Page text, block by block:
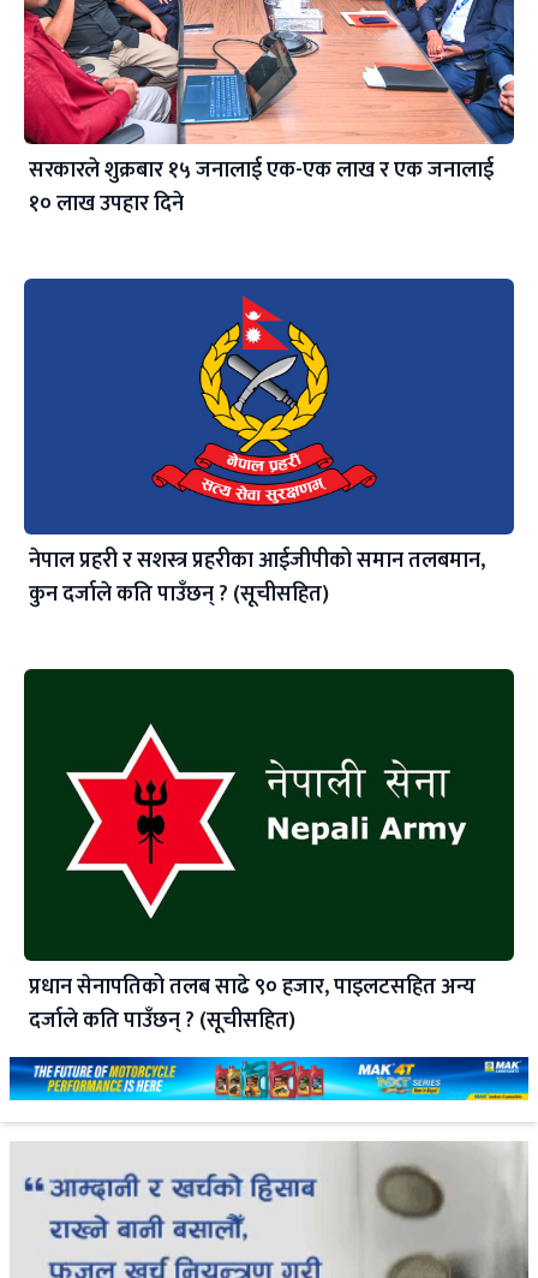
सरकारले शुक्रबार १५ जनालाई एक-एक लाख र एक जनालाई
१० लाख उपहार दिने
नेपाल प्रहरी र सशस्त्र प्रहरीका आईजीपीको समान तलबमान,
कुन दर्जाले कति पाउँछन् ? (सूचीसहित)
प्रधान सेनापतिको तलब साढे ९० हजार, पाइलटसहित अन्य
दर्जाले कति पाउँछन् ? (सूचीसहित)